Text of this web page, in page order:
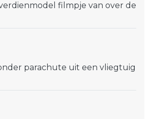
filmpje van over de
parachute uit een vliegtuig